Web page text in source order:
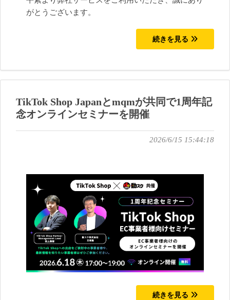
がとうございます。
続きを見る
TikTok Shop Japanとmqmが共同で1周年記
念オンラインセミナーを開催
2026/6/15 15:44:18
続きを見る